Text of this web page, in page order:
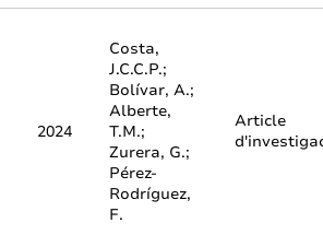
2024
Costa,
J.C.C.P.;
Bolívar, A.;
Alberte,
T.M.;
Zurera, G.;
Pérez-
Rodríguez,
F.
Article